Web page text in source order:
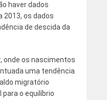
haver dados
2013, os dados
de descida da
onde os nascimentos
uma tendência
migratório
o equilíbrio